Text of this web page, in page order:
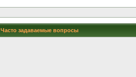
Часто задаваемые вопросы